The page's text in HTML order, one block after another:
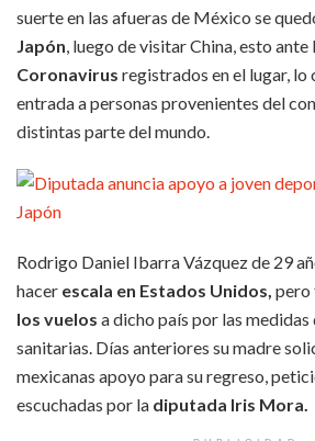
suerte en las afueras de México se
Japón , luego de visitar China, esto ante
Coronavirus registrados en el lugar, lo
entrada a personas provenientes del
distintas parte del mundo.
Rodrigo Daniel Ibarra Vázquez de 29
hacer escala en Estados Unidos, pero
los vuelos a dicho país por las
sanitarias. Días anteriores su madre
mexicanas apoyo para su regreso,
escuchadas por la diputada Iris Mora.